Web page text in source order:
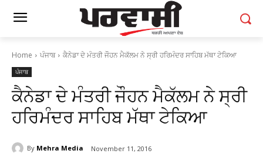
Home ਪੰਜਾਬ ਕੈਨੇਡਾ ਦੇ ਮੰਤਰੀ ਜੌਹਨ ਮੈਕੱਲਮ ਨੇ ਸ੍ਰੀ ਹਰਿਮੰਦਰ ਸਾਹਿਬ ਮੱਥਾ ਟੇਕਿਆ
ਪੰਜਾਬ
ਕੈਨੇਡਾ ਦੇ ਮੰਤਰੀ ਜੌਹਨ ਮੈਕੱਲਮ ਨੇ ਸ੍ਰੀ
ਹਰਿਮੰਦਰ ਸਾਹਿਬ ਮੱਥਾ ਟੇਕਿਆ
By Mehra Media November 11, 2016